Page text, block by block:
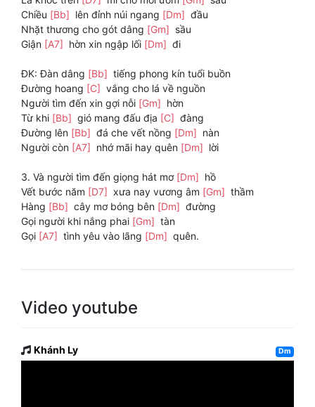
Chiều [Bb] lên đỉnh núi ngang [Dm] đầu
Nhặt thương cho gót dâng [Gm] sầu
Giận [A7] hờn xin ngập lối [Dm] đi
ĐK: Đàn dâng [Bb] tiếng phong kín tuổi buồn
Đường hoang [C] vắng cho lá về nguồn
Người tìm đến xin gợi nỗi [Gm] hờn
Từ khi [Bb] gió mang đấu địa [C] đàng
Đường lên [Bb] đá che vết nồng [Dm] nàn
Người còn [A7] nhớ mãi hay quên [Dm] lời
3. Và người tìm đến giọng hát mơ [Dm] hồ
Vết bước năm [D7] xưa nay vương âm [Gm] thầm
Hàng [Bb] cây mơ bóng bên [Dm] đường
Gọi người khi nắng phai [Gm] tàn
Gọi [A7] tình yêu vào lãng [Dm] quên.
Video youtube
Khánh Ly Dm